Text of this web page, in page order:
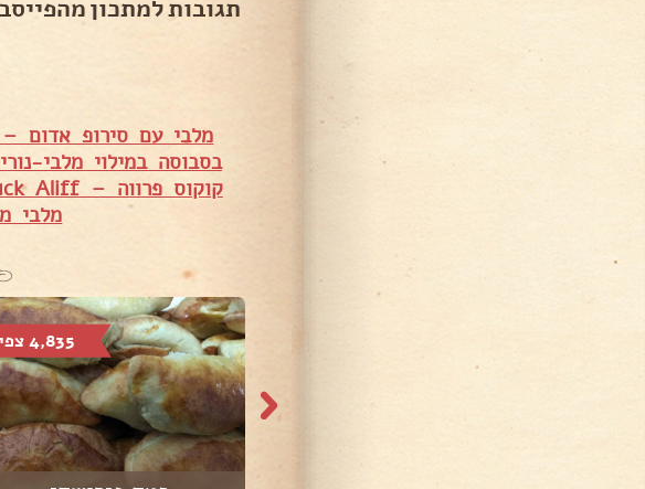
תגובות למתכון
מלבי עם סירופ אדום
בסבוסה במילוי מלבי-
קוקוס פרווה – Chuck Aliff
מלבי
4,835 צפיות